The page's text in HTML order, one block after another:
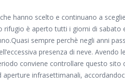
hanno scelto e continuano a
rifugio è aperto tutti i giorni di sabato
sempre perchè negli anni
presenza di neve.
conviene controllare questo
infrasettimanali,